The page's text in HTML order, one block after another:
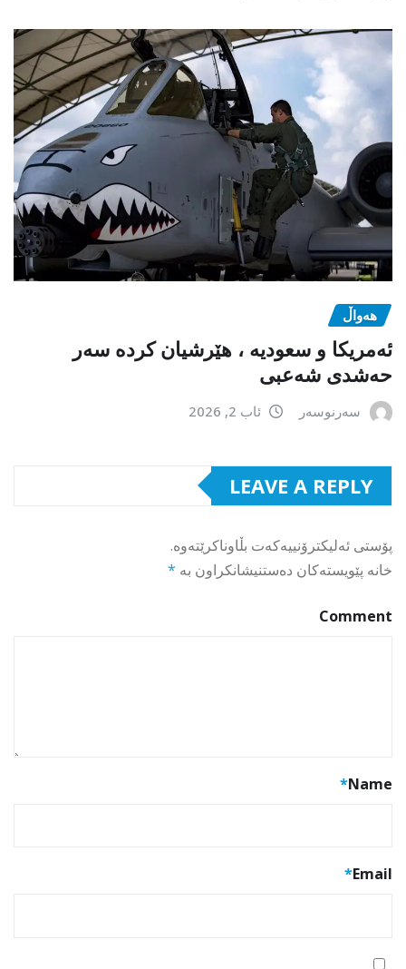
هەواڵ
ئەمریکا و سعودیە ، هێرشیان کردە سەر
حەشدی شەعبی
سەرنوسەر ئاب 2, 2026
LEAVE A REPLY
پۆستی ئەلیکترۆنییەکەت بڵاوناکرێتەوە.
خانە پێویستەکان دەستنیشانکراون بە *
Comment
Name
*
Email
*